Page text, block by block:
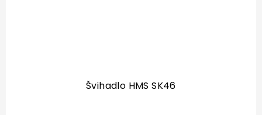
Švihadlo HMS SK46